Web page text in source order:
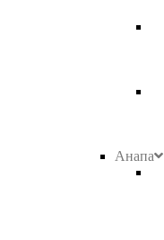
Анапа